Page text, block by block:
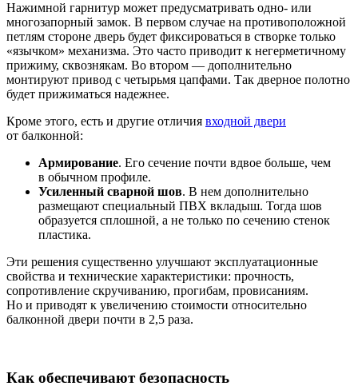
Нажимной гарнитур может предусматривать одно- или
многозапорный замок. В первом случае на противоположной
петлям стороне дверь будет фиксироваться в створке только
«язычком» механизма. Это часто приводит к негерметичному
прижиму, сквознякам. Во втором — дополнительно
монтируют привод с четырьмя цапфами. Так дверное полотно
будет прижиматься надежнее.
Кроме этого, есть и другие отличия входной двери
от балконной:
Армирование. Его сечение почти вдвое больше, чем
в обычном профиле.
Усиленный сварной шов. В нем дополнительно
размещают специальный ПВХ вкладыш. Тогда шов
образуется сплошной, а не только по сечению стенок
пластика.
Эти решения существенно улучшают эксплуатационные
свойства и технические характеристики: прочность,
сопротивление скручиванию, прогибам, провисаниям.
Но и приводят к увеличению стоимости относительно
балконной двери почти в 2,5 раза.
Как обеспечивают безопасность